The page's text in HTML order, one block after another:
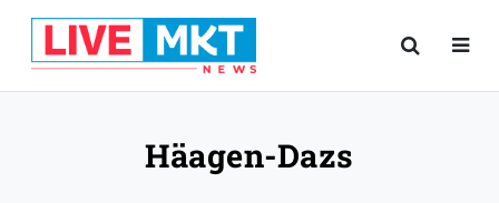
Häagen-Dazs